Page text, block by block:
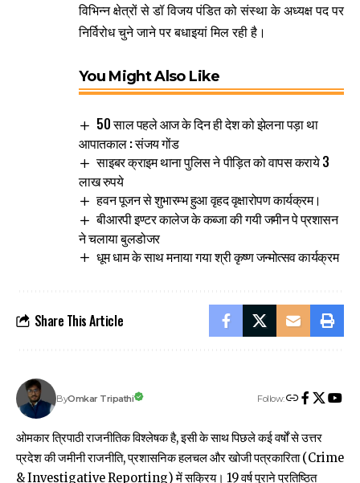
विभिन्न क्षेत्रों से डॉ विजय पंडित को संस्था के अध्यक्ष पद पर
निर्विरोध चुने जाने पर बधाइयां मिल रही है।
You Might Also Like
50 साल पहले आज के दिन ही देश को झेलना पड़ा था
आपातकाल : संजय गोंड
साइबर क्राइम थाना पुलिस ने पीड़ित को वापस कराये 3
लाख रुपये
हवन पूजन से शुभारम्भ हुआ वृहद वृक्षारोपण कार्यक्रम।
बीआरपी इण्टर कालेज के कब्जा की गयी जमीन पे प्रशासन
ने चलाया बुलडोजर
धूम धाम के साथ मनाया गया श्री कृष्ण जन्मोत्सव कार्यक्रम
Share This Article
ByOmkar Tripathi Follow:
ओमकार त्रिपाठी राजनीतिक विश्लेषक है, इसी के साथ पिछले कई वर्षों से उत्तर
प्रदेश की जमीनी राजनीति, प्रशासनिक हलचल और खोजी पत्रकारिता (Crime
& Investigative Reporting) में सक्रिय। 19 वर्ष पुराने प्रतिष्ठित